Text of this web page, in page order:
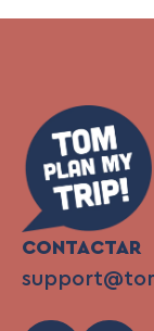
CONTACTAR